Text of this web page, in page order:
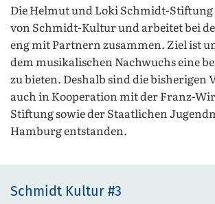
Die Helmut und Loki Schmidt-Stiftung
von Schmidt-Kultur und arbeitet bei
eng mit Partnern zusammen. Ziel ist
dem musikalischen Nachwuchs eine
zu bieten. Deshalb sind die bisherigen
auch in Kooperation mit der Franz-
Stiftung sowie der Staatlichen
Hamburg entstanden.
Schmidt Kultur #3